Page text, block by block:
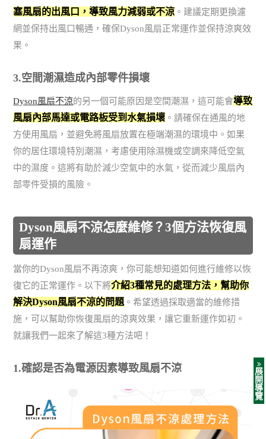
塞風扇的出風口，導致風力減弱或不涼 。建議定期更換濾
網並保持出風口暢通，確保Dyson風扇正常運作並保持涼爽效
果。
3.空間潮濕造成內部零件損壞
Dyson風扇不涼的另一個可能原因是空間潮濕，這可能會導致
風扇內部馬達或電路板受到水氣損壞 。請確保在通風的地
方使用風扇，並避免將風扇放置在極端潮濕的環境中。如果
你的居住環境特別潮濕，考慮使用除濕機或空調來降低空氣
中的濕度。這將有助於減少空氣中的水氣，從而減少風扇內
部零件受損的風險。
Dyson風扇不涼怎麼維修？3個方法恢復風
扇運作
當你的Dyson風扇不再涼爽，你可能想知道如何進行維修以恢
復它的正常運作。以下將介紹3種常見的處理方法，幫助你
解決Dyson風扇不涼的問題。希望透過採取適當的維修措
施，可以幫助你恢復風扇的涼爽效果，讓它重新運作如初。
就讓我們一起來了解這3種方法吧！
1.確認是否為電源因素導致風扇不涼
展
開
導
覽